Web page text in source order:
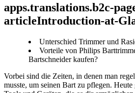
apps.translations.b2c-
articleIntroduction-at-
Unterschied Trimmer und
Vorteile von Philips
Bartschneider kaufen?
Vorbei sind die Zeiten, in denen man
musste, um seinen Bart zu pflegen.